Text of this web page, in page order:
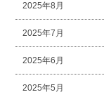
2025年8月
2025年7月
2025年6月
2025年5月